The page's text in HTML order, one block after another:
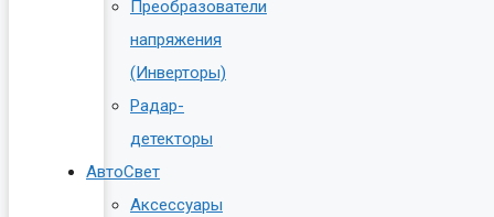
Преобразователи
напряжения
(Инверторы)
Радар-
детекторы
АвтоСвет
Аксессуары